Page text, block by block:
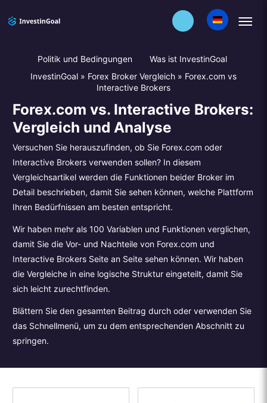
Politik und Bedingungen
Was ist InvestinGoal
InvestinGoal » Forex Broker Vergleich » Forex.com vs
Interactive Brokers
Forex.com vs. Interactive Brokers:
Vergleich und Analyse
Versuchen Sie herauszufinden, ob Sie Forex.com oder
Interactive Brokers verwenden sollen? In diesem
Vergleichsartikel werden die Funktionen beider Broker im
Detail beschrieben, damit Sie sehen können, welche Plattform
Ihren Bedürfnissen am besten entspricht.
Wir haben mehr als 100 Variablen und Funktionen verglichen,
damit Sie die Vor- und Nachteile von Forex.com und
Interactive Brokers Seite an Seite sehen können. Wir haben
die Vergleiche in eine logische Struktur eingeteilt, damit Sie
sich leicht zurechtfinden.
Blättern Sie den gesamten Beitrag durch oder verwenden Sie
das Schnellmenü, um zu dem entsprechenden Abschnitt zu
springen.